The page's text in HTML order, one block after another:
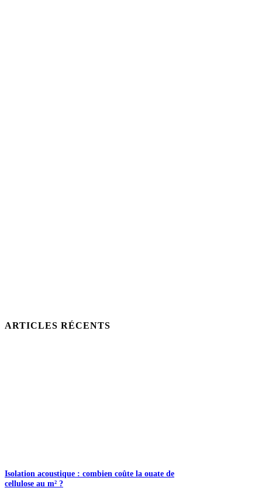
ARTICLES RÉCENTS
Isolation acoustique : combien coûte la ouate de
cellulose au m² ?